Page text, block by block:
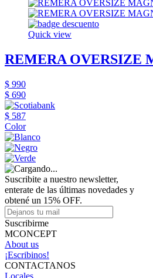
Quick view
REMERA OVERSIZE
$ 990
$ 690
$ 587
Color
Suscribite a nuestro newsletter,
enterate de las últimas novedades y
obtené un 15% OFF.
Suscribirme
MCONCEPT
About us
¡Escribinos!
CONTACTANOS
Locales